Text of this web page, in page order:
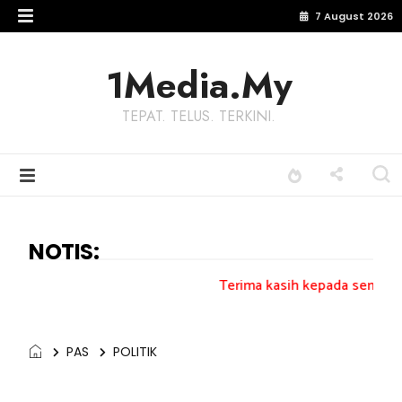
7 August 2026
1Media.My
TEPAT. TELUS. TERKINI.
NOTIS:
Terima kasih kepada semua pengundi.......
PAS POLITIK